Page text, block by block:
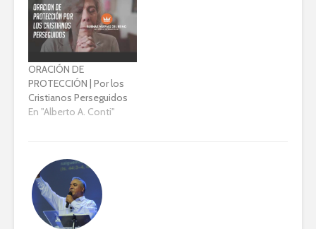
de Jesus en medio de la
oscuridad © Ministerio
internacional Torre de
Oración 24x7 ⏰????
SUSCRÍBETE en nuestro
Canal para ser notificado
de nuevos videos, clica
en el…
ORACIÓN DE
PROTECCIÓN | Por los
Cristianos Perseguidos
En "Alberto A. Conti"